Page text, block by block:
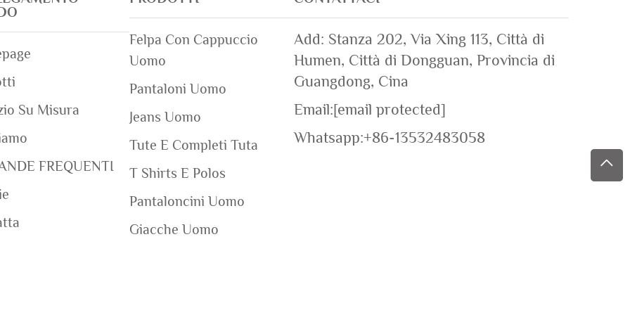
Su Misura
FREQUENTI
Felpa Con Cappuccio
Uomo
Pantaloni Uomo
Jeans Uomo
Tute E Completi Tuta
T Shirts E Polos
Pantaloncini Uomo
Giacche Uomo
Add: Stanza 202, Via Xing 113, Città di
Humen, Città di Dongguan, Provincia di
Guangdong, Cina
Email:[email protected]
Whatsapp:+86-13532483058